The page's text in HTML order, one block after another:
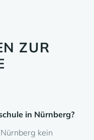
ZUR
in Nürnberg?
kein